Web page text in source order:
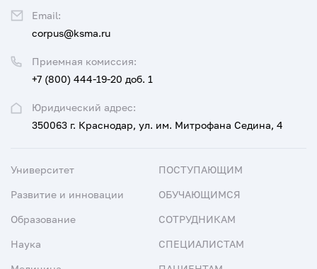
Юридический адрес:
350063 г. Краснодар, ул. им. Митрофана Седина, 4
Приемная комиссия:
+7 (800) 444-19-20 доб. 1
Email:
corpus@ksma.ru
Университет
Развитие и инновации
Образование
Наука
ПОСТУПАЮЩИМ
ОБУЧАЮЩИМСЯ
СОТРУДНИКАМ
СПЕЦИАЛИСТАМ